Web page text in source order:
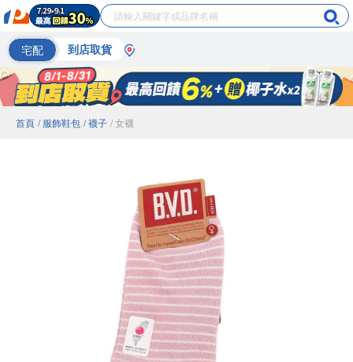
宅配 到店取貨
首頁 / 服飾鞋包 / 襪子 / 女襪